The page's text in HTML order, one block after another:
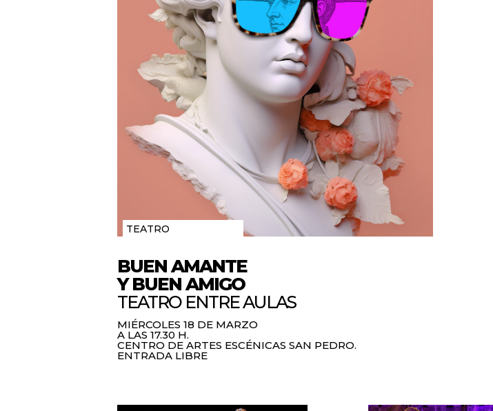
TEATRO
BUEN AMANTE
Y BUEN AMIGO
TEATRO ENTRE AULAS
MIÉRCOLES 18 DE MARZO
A LAS 17.30 H.
CENTRO DE ARTES ESCÉNICAS SAN PEDRO.
ENTRADA LIBRE